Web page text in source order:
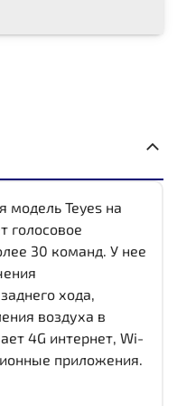
модель Teyes на
голосовое
30 команд. У нее
хода,
воздуха в
4G интернет, Wi-
приложения.